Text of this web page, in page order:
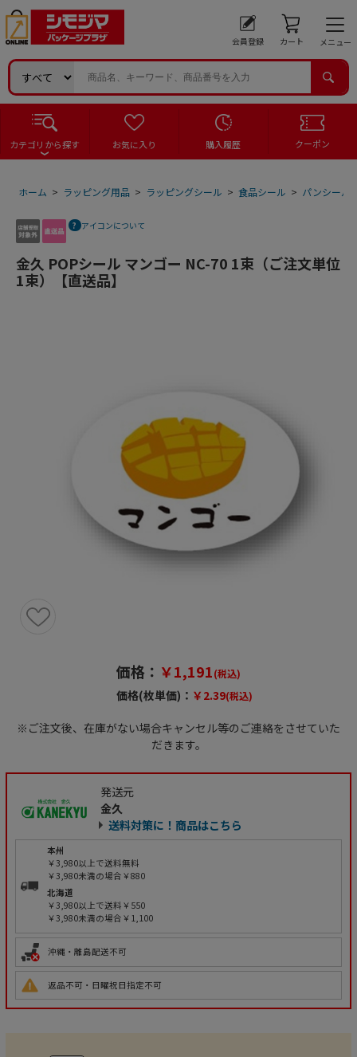
会員登録 カート メニュー
カテゴリから探す お気に入り 購入履歴 クーポン
ホーム > ラッピング用品 > ラッピングシール > 食品シール > パンシール
アイコンについて
金久 POPシール マンゴー NC-70 1束（ご注文単位
1束）【直送品】
価格： ￥1,191(税込)
価格(枚単価)： ￥2.39(税込)
※ご注文後、在庫がない場合キャンセル等のご連絡をさせていた
だきます。
発送元
金久
送料対策に！商品はこちら
本州
￥3,980以上で送料無料
￥3,980未満の場合￥880
北海道
￥3,980以上で送料￥550
￥3,980未満の場合￥1,100
沖縄・離島配送不可
返品不可・日曜祝日指定不可